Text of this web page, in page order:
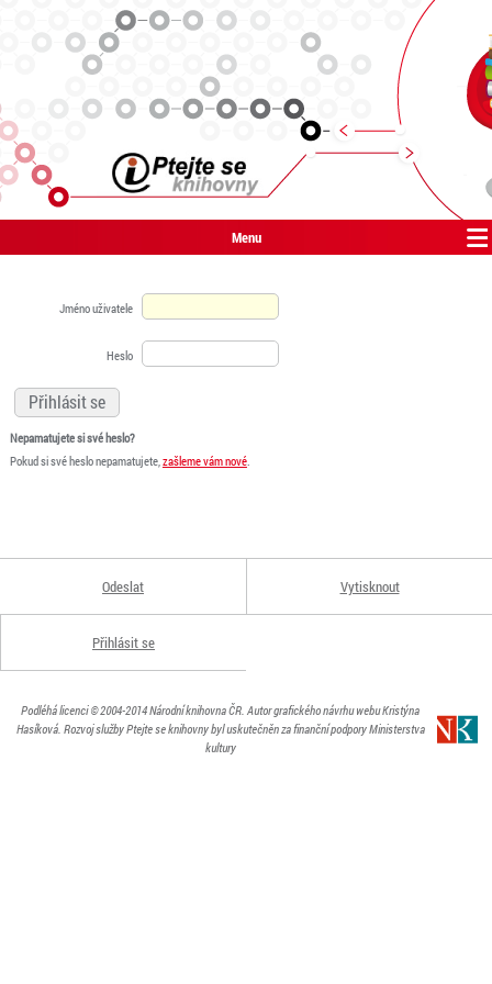
Menu
Jméno uživatele
Heslo
Nepamatujete si své heslo?
Pokud si své heslo nepamatujete,zašleme vám nové.
Odeslat Vytisknout
Přihlásit se
Podléhá licenci© 2004-2014Národní knihovna ČR. Autor grafického návrhu webu Kristýna
Hasíková. Rozvoj služby Ptejte se knihovny byl uskutečněn za finanční podpory Ministerstva
kultury